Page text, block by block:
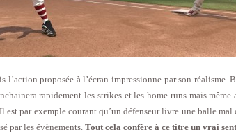
l’action proposée à l’écran impressionne par son réalisme.
rapidement les strikes et les home runs mais même
est par exemple courant qu’un défenseur livre une balle mal
par les évènements. Tout cela confère à ce titre un vrai